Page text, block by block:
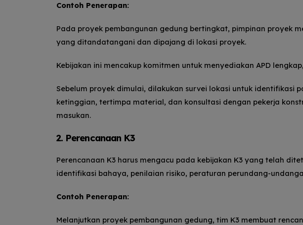
Contoh Penerapan:
Pada proyek pembangunan gedung bertingkat, pimpinan proyek
yang ditandatangani dan dipajang di lokasi proyek.
Kebijakan ini mencakup komitmen untuk menyediakan APD
Sebelum proyek dimulai, dilakukan survei lokasi untuk identifikasi
ketinggian, tertimpa material, dan konsultasi dengan pekerja
masukan.
2. Perencanaan K3
Perencanaan K3 harus mengacu pada kebijakan K3 yang telah
identifikasi bahaya, penilaian risiko, peraturan perundang-
Contoh Penerapan:
Melanjutkan proyek pembangunan gedung, tim K3 membuat